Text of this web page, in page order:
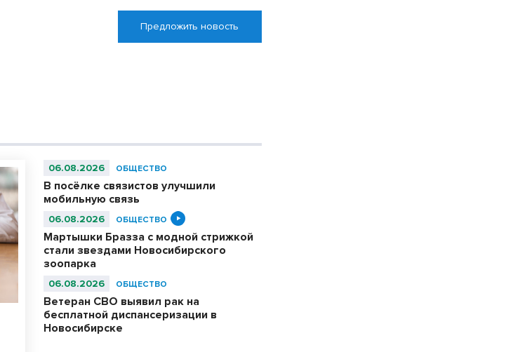
Предложить новость
06.08.2026 ОБЩЕСТВО
В посёлке связистов улучшили
мобильную связь
06.08.2026 ОБЩЕСТВО
Мартышки Бразза с модной стрижкой
стали звездами Новосибирского
зоопарка
06.08.2026 ОБЩЕСТВО
Ветеран СВО выявил рак на
бесплатной диспансеризации в
Новосибирске